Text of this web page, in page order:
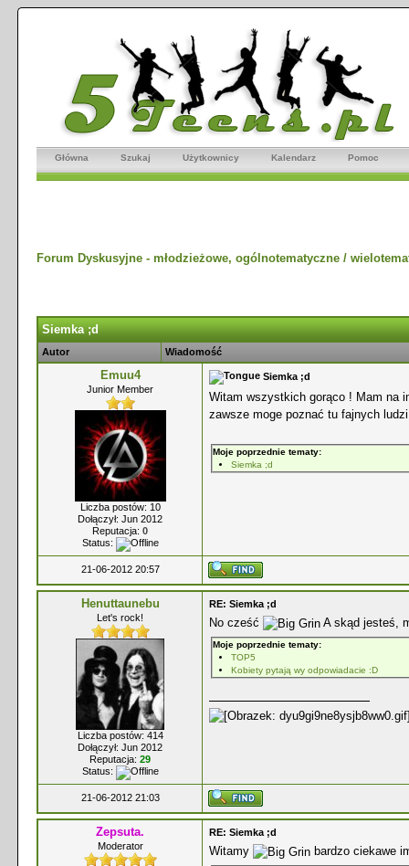
Główna Szukaj Użytkownicy Kalendarz Pomoc
Forum Dyskusyjne - młodzieżowe, ogólnotematyczne /
Siemka ;d
Autor Wiadomość
Emuu4
Junior Member
Liczba postów: 10
Dołączył: Jun 2012
Reputacja: 0
Status:
Siemka ;d
Witam wszystkich gorąco ! Mam na
zawsze moge poznać tu fajnych
Moje poprzednie tematy:
Siemka ;d
21-06-2012 20:57
Henuttaunebu
Let's rock!
Liczba postów: 414
Dołączył: Jun 2012
Reputacja: 29
Status:
RE: Siemka ;d
No cześć A skąd jesteś,
Moje poprzednie tematy:
TOP5
Kobiety pytają wy odpowiadacie :D
21-06-2012 21:03
Zepsuta.
Moderator
RE: Siemka ;d
Witamy bardzo ciekawe